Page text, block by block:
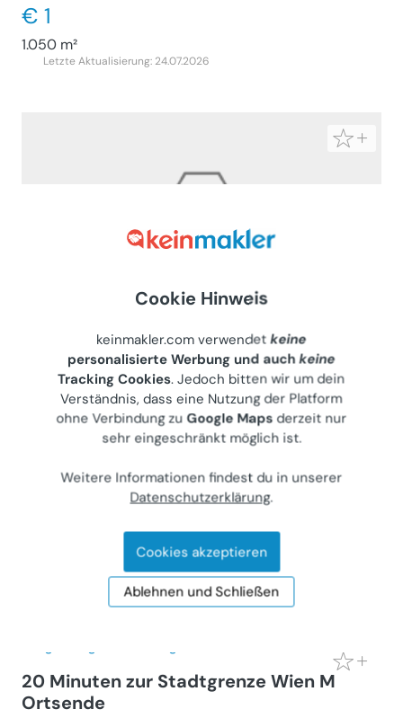
€ 1
1.050 m²
Letzte Aktualisierung: 24.07.2026
20 Minuten zur Stadtgrenze Wien Süd:
ebenes ruhiges Baugrundstück am
Ortsende in dörflichem Umfeld mit
Aussicht
2486 Siegersdorf, Anton-Mach-Straße
Privater Anbieter
Letzte Aktualisierung: 04.08.2026
20 Minuten zur Stadtgrenze Wien M
Ortsende
Cookie Hinweis
keinmakler.com verwendetkeine
personalisierte Werbung und auchkeine
Tracking Cookies. Jedoch bitten wir um dein
Verständnis, dass eine Nutzung der Platform
ohne Verbindung zuGoogle Maps derzeit nur
sehr eingeschränkt möglich ist.
Weitere Informationen findest du in unserer
Datenschutzerklärung.
Cookies akzeptieren
Ablehnen und Schließen